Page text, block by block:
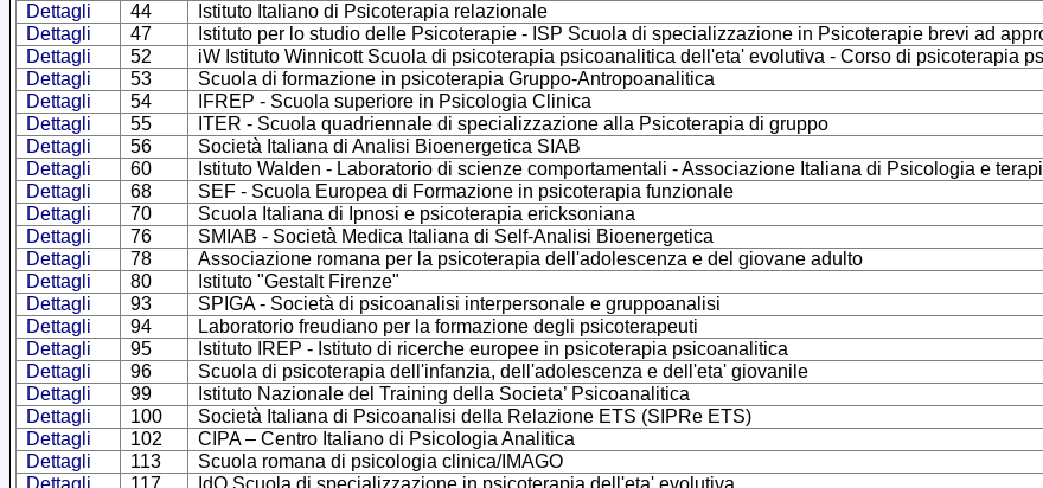
Dettagli
44
Istituto Italiano di Psicoterapia relazionale
Dettagli
47
Istituto per lo studio delle Psicoterapie - ISP Scuola di specializzazione in Psicoterapie brevi ad
Dettagli
52
iW Istituto Winnicott Scuola di psicoterapia psicoanalitica dell'eta' evolutiva - Corso di psicoterapia
Dettagli
53
Scuola di formazione in psicoterapia Gruppo-Antropoanalitica
Dettagli
54
IFREP - Scuola superiore in Psicologia Clinica
Dettagli
55
ITER - Scuola quadriennale di specializzazione alla Psicoterapia di gruppo
Dettagli
56
Società Italiana di Analisi Bioenergetica SIAB
Dettagli
60
Istituto Walden - Laboratorio di scienze comportamentali - Associazione Italiana di Psicologia e
Dettagli
68
SEF - Scuola Europea di Formazione in psicoterapia funzionale
Dettagli
70
Scuola Italiana di Ipnosi e psicoterapia ericksoniana
Dettagli
76
SMIAB - Società Medica Italiana di Self-Analisi Bioenergetica
Dettagli
78
Associazione romana per la psicoterapia dell'adolescenza e del giovane adulto
Dettagli
80
Istituto "Gestalt Firenze"
Dettagli
93
SPIGA - Società di psicoanalisi interpersonale e gruppoanalisi
Dettagli
94
Laboratorio freudiano per la formazione degli psicoterapeuti
Dettagli
95
Istituto IREP - Istituto di ricerche europee in psicoterapia psicoanalitica
Dettagli
96
Scuola di psicoterapia dell'infanzia, dell'adolescenza e dell'eta' giovanile
Dettagli
99
Istituto Nazionale del Training della Societa’ Psicoanalitica
Dettagli
100
Società Italiana di Psicoanalisi della Relazione ETS (SIPRe ETS)
Dettagli
102
CIPA – Centro Italiano di Psicologia Analitica
Dettagli
113
Scuola romana di psicologia clinica/IMAGO
Dettagli
117
IdO Scuola di specializzazione in psicoterapia dell'eta' evolutiva